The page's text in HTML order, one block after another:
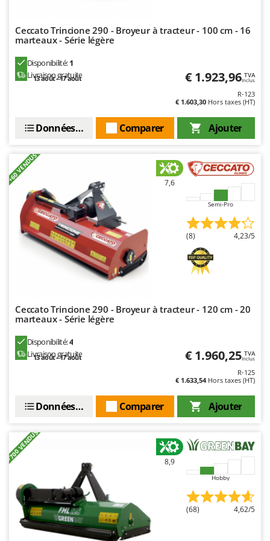
Ribimex
Ripartrak
Ritter
River Systems
Rover Pompe
Royal Food
S.T.P.
Santos
Sbaraglia
Schnitzer
Silky
Sirman
Smeg
Solidur
Spiralmac
Spring Protezione
Spyro
Stanley
Ceccato Trincione 290 - Broyeur à tracteur - 100 cm - 16
marteaux - Série légère
Disponibilité:1
Livraison gratuite
13 août - 17 août € 1.923,96 TVA
Inclus
R-123
€ 1.603,30 Hors taxes (HT)
Ajouter
Comparer
Données techniques
+60 VENDUS 7,6
Semi-Pro
(8) 4,23/5
Ceccato Trincione 290 - Broyeur à tracteur - 120 cm - 20
marteaux - Série légère
Disponibilité:4
Livraison gratuite
13 août - 17 août € 1.960,25 TVA
Inclus
R-125
€ 1.633,54Hors taxes (HT)
Ajouter
Comparer
Données techniques
+700 VENDUS 8,9
Hobby
(68) 4,62/5